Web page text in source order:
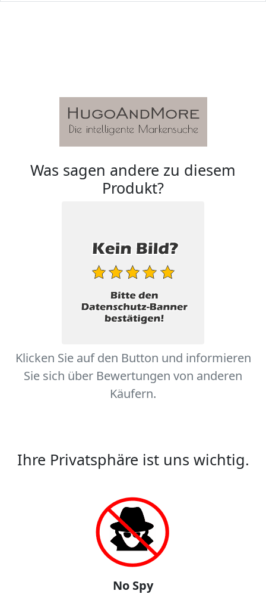
Was sagen andere zu diesem
Produkt?
Klicken Sie auf den Button und informieren
Sie sich über Bewertungen von anderen
Käufern.
Ihre Privatsphäre ist uns wichtig.
No Spy